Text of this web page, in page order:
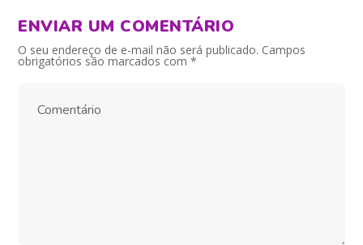
ENVIAR UM COMENTÁRIO
O seu endereço de e-mail não será publicado. Campos
obrigatórios são marcados com*